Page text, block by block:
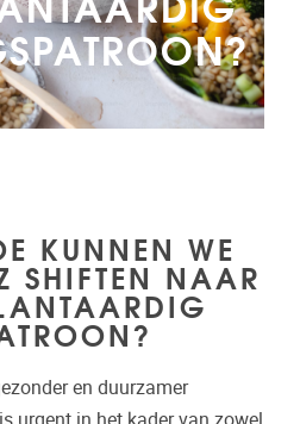
KUNNEN WE
SHIFTEN NAAR
en duurzamer
urgent in het kader van zowel